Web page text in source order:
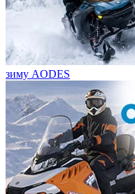
зиму AODES